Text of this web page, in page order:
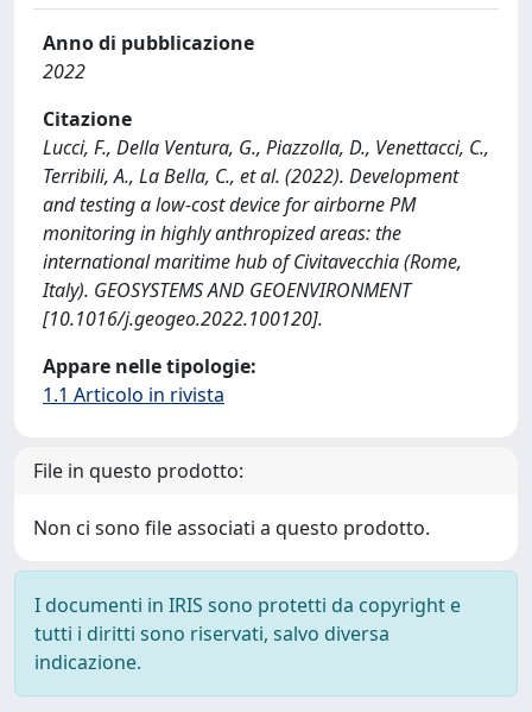
Anno di pubblicazione
2022
Citazione
Lucci, F., Della Ventura, G., Piazzolla, D., Venettacci, C.,
Terribili, A., La Bella, C., et al. (2022). Development
and testing a low-cost device for airborne PM
monitoring in highly anthropized areas: the
international maritime hub of Civitavecchia (Rome,
Italy). GEOSYSTEMS AND GEOENVIRONMENT
[10.1016/j.geogeo.2022.100120].
Appare nelle tipologie:
1.1 Articolo in rivista
File in questo prodotto:
Non ci sono file associati a questo prodotto.
I documenti in IRIS sono protetti da copyright e
tutti i diritti sono riservati, salvo diversa
indicazione.